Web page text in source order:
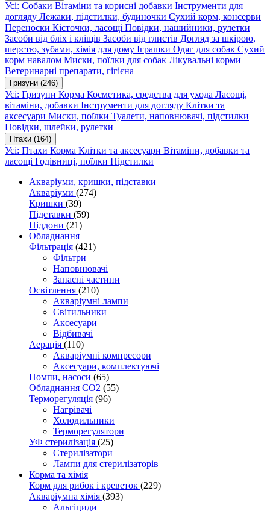
Усі: Собаки Вітаміни та корисні добавки Інструменти для
догляду Лежаки, підстилки, будиночки Сухий корм, консерви
Переноски Кісточки, ласощі Повідки, нашийники, рулетки
Засоби від бліх і кліщів Засоби від глистів Догляд за шкірою,
шерстю, зубами, хімія для дому Іграшки Одяг для собак Сухий
корм навалом Миски, поїлки для собак Лікувальні корми
Ветеринарні препарати, гігієна
Гризуни (246)
Усі: Гризуни Корма Косметика, средства для ухода Ласощі,
вітаміни, добавки Інструменти для догляду Клітки та
аксесуари Миски, поїлки Туалети, наповнювачі, підстилки
Повідки, шлейки, рулетки
Птахи (164)
Усі: Птахи Корма Клітки та аксесуари Вітаміни, добавки та
ласощі Годівниці, поїлки Підстилки
Акваріуми, кришки, підставки
Акваріуми (274)
Кришки (39)
Підставки (59)
Піддони (21)
Обладнання
Фільтрація (421)
Фільтри
Наповнювачі
Запасні частини
Освітлення (210)
Акваріумні лампи
Світильники
Аксесуари
Відбивачі
Аерація (110)
Акваріумні компресори
Аксесуари, комплектуючі
Помпи, насоси (65)
Обладнання CO2 (55)
Терморегуляція (96)
Нагрівачі
Холодильники
Терморегулятори
УФ стерилізація (25)
Стерилізатори
Лампи для стерилізаторів
Корма та хімія
Корм для рибок і креветок (229)
Акваріумна хімія (393)
Альгіциди